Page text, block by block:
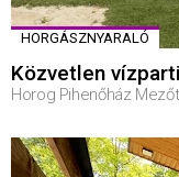
HORGÁSZNYARALÓ
Közvetlen
Horog Pihenőház